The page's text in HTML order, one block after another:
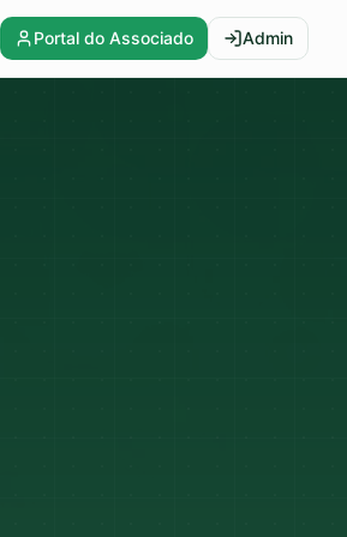
Portal do Associado Admin